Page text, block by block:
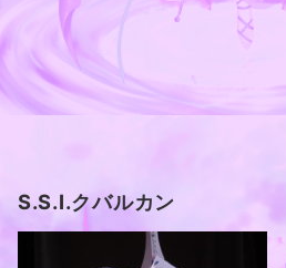
S.S.I.クバルカン